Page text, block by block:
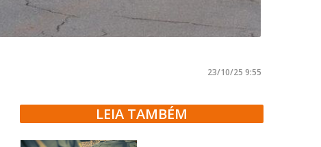
23/10/25 9:55
LEIA TAMBÉM